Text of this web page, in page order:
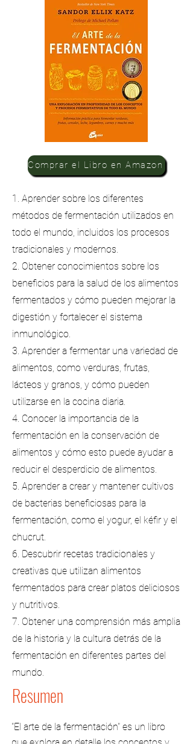
Comprar el Libro en Amazon
1. Aprender sobre los diferentes
métodos de fermentación utilizados en
todo el mundo, incluidos los procesos
tradicionales y modernos.
2. Obtener conocimientos sobre los
beneficios para la salud de los alimentos
fermentados y cómo pueden mejorar la
digestión y fortalecer el sistema
inmunológico.
3. Aprender a fermentar una variedad de
alimentos, como verduras, frutas,
lácteos y granos, y cómo pueden
utilizarse en la cocina diaria.
4. Conocer la importancia de la
fermentación en la conservación de
alimentos y cómo esto puede ayudar a
reducir el desperdicio de alimentos.
5. Aprender a crear y mantener cultivos
de bacterias beneficiosas para la
fermentación, como el yogur, el kéfir y el
chucrut.
6. Descubrir recetas tradicionales y
creativas que utilizan alimentos
fermentados para crear platos deliciosos
y nutritivos.
7. Obtener una comprensión más amplia
de la historia y la cultura detrás de la
fermentación en diferentes partes del
mundo.
Resumen
"El arte de la fermentación" es un libro